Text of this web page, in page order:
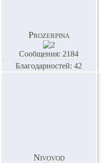
Prozerpina
Сообщения: 2184
Благодарностей: 42
Nivovod